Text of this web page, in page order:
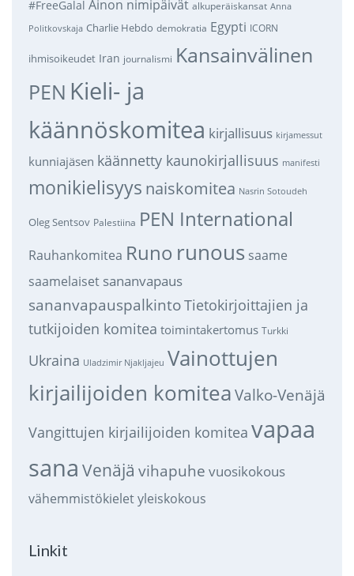
#FreeGalal Ainon nimipäivät alkuperäiskansat Anna
Politkovskaja Charlie Hebdo demokratia Egypti ICORN
ihmisoikeudet Iran journalismi Kansainvälinen
PEN Kieli- ja
käännöskomitea kirjallisuus kirjamessut
kunniajäsen käännetty kaunokirjallisuus manifesti
monikielisyys naiskomitea Nasrin Sotoudeh
Oleg Sentsov Palestiina PEN International
Rauhankomitea Runo runous saame
saamelaiset sananvapaus
sananvapauspalkintoTietokirjoittajien ja
tutkijoiden komitea toimintakertomus Turkki
Ukraina Uladzimir Njakljajeu Vainottujen
kirjailijoiden komitea Valko-Venäjä
Vangittujen kirjailijoiden komitea vapaa
sana Venäjä vihapuhe vuosikokous
vähemmistökieletyleiskokous
Linkit